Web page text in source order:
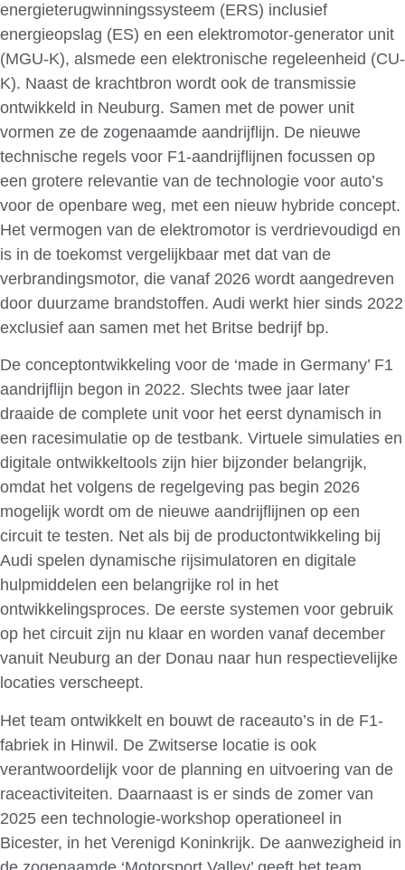
energieterugwinningssysteem (ERS) inclusief
energieopslag (ES) en een elektromotor-generator unit
(MGU-K), alsmede een elektronische regeleenheid (CU-
K). Naast de krachtbron wordt ook de transmissie
ontwikkeld in Neuburg. Samen met de power unit
vormen ze de zogenaamde aandrijflijn. De nieuwe
technische regels voor F1-aandrijflijnen focussen op
een grotere relevantie van de technologie voor auto’s
voor de openbare weg, met een nieuw hybride concept.
Het vermogen van de elektromotor is verdrievoudigd en
is in de toekomst vergelijkbaar met dat van de
verbrandingsmotor, die vanaf 2026 wordt aangedreven
door duurzame brandstoffen. Audi werkt hier sinds 2022
exclusief aan samen met het Britse bedrijf bp.
De conceptontwikkeling voor de ‘made in Germany’ F1
aandrijflijn begon in 2022. Slechts twee jaar later
draaide de complete unit voor het eerst dynamisch in
een racesimulatie op de testbank. Virtuele simulaties en
digitale ontwikkeltools zijn hier bijzonder belangrijk,
omdat het volgens de regelgeving pas begin 2026
mogelijk wordt om de nieuwe aandrijflijnen op een
circuit te testen. Net als bij de productontwikkeling bij
Audi spelen dynamische rijsimulatoren en digitale
hulpmiddelen een belangrijke rol in het
ontwikkelingsproces. De eerste systemen voor gebruik
op het circuit zijn nu klaar en worden vanaf december
vanuit Neuburg an der Donau naar hun respectievelijke
locaties verscheept.
Het team ontwikkelt en bouwt de raceauto’s in de F1-
fabriek in Hinwil. De Zwitserse locatie is ook
verantwoordelijk voor de planning en uitvoering van de
raceactiviteiten. Daarnaast is er sinds de zomer van
2025 een technologie-workshop operationeel in
Bicester, in het Verenigd Koninkrijk. De aanwezigheid in